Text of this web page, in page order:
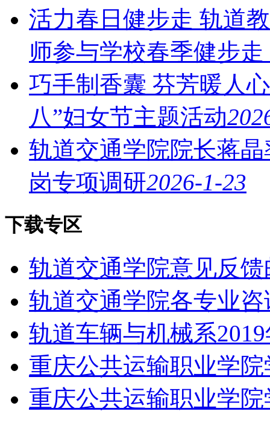
活力春日健步走 轨道
师参与学校春季健步
巧手制香囊 芬芳暖人
八”妇女节主题活动
轨道交通学院院长蒋
岗专项调研2026-1-23
下载专区
轨道交通学院意见反
轨道交通学院各专业咨
轨道车辆与机械系
重庆公共运输职业学
重庆公共运输职业学